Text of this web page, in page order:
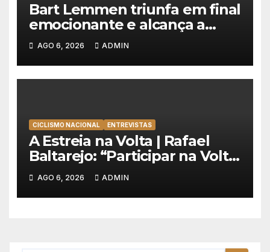
Bart Lemmen triunfa em final
emocionante e alcança a
primeira vitória da carreira na
Volta à Polónia
AGO 6, 2026 ADMIN
CICLISMO NACIONAL ENTREVISTAS
A Estreia na Volta | Rafael
Baltarejo: “Participar na Volta
a Portugal é o sonho de
qualquer ciclista”
AGO 6, 2026 ADMIN